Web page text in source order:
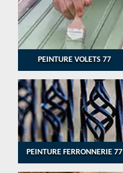
PEINTURE VOLETS 77
PEINTURE FERRONNERIE 77